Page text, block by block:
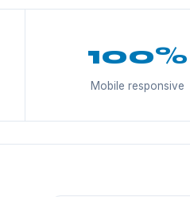
100%
Mobile responsive